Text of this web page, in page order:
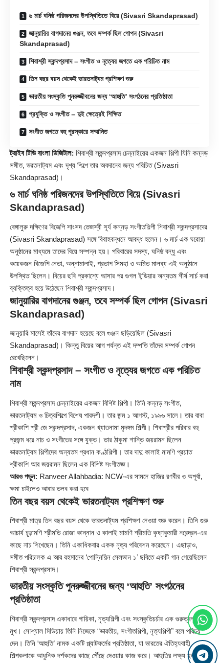
৬ মার্চ ঘনিষ্ঠ পরিজনদের উপস্থিতিতে বিয়ে (Sivasri Skandaprasad)
জানুয়ারির বাগদানের গুঞ্জন, তবে সম্পর্ক ছিল গোপন (Sivasri
Skandaprasad)
শিবাশ্রী স্কন্দপ্রসাদ – সংগীত ও নৃত্যের জগতে এক পরিচিত নাম
তিন বছর বয়স থেকেই ভারতনাট্যম প্রশিক্ষণ শুরু
ভারতীয় সংস্কৃতি পুনরুজ্জীবনের জন্য ‘আহুতি’ সংগঠনের প্রতিষ্ঠাতা
প্রযুক্তি ও সংগীত – দুই ক্ষেত্রেই শিক্ষিত
সংগীত জগতে বহু পুরস্কারে সম্মানিত
ট্রাইব টিভি বাংলা ডিজিটাল: শিবাশ্রী স্কন্দপ্রসাদ চেন্নাইয়ের একজন শিল্পী যিনি কন্নড়
সঙ্গীত, ভরতনাট্যম এবং দৃশ্য শিল্পে তার অবদানের জন্য পরিচিত (Sivasri
Skandaprasad)।
৬ মার্চ ঘনিষ্ঠ পরিজনদের উপস্থিতিতে বিয়ে (Sivasri
Skandaprasad)
বেঙ্গালুরু দক্ষিণের বিজেপি সাংসদতেজস্বী সূর্যকন্নড় সংগীতশিল্পী শিবাশ্রী স্কন্দপ্রসাদের
(Sivasri Skandaprasad) সঙ্গে বিবাহবন্ধনে আবদ্ধ হলেন। ৬ মার্চ এক ঘরোয়া
অনুষ্ঠানের মাধ্যমে তাদের বিয়ে সম্পন্ন হয়। পরিবারের সদস্য, ঘনিষ্ঠ বন্ধু এবং
কয়েকজন বিজেপি নেতা, অন্নামালাই, প্রতাপ সিমহা ও অমিত মালব্য এই অনুষ্ঠানে
উপস্থিত ছিলেন। বিয়ের ছবি প্রকাশ্যে আসার পর গুগল ইন্ডিয়ার অন্যতম শীর্ষ সার্চ করা
ব্যক্তিত্ব হয়ে উঠেছেন শিবাশ্রী স্কন্দপ্রসাদ।
জানুয়ারির বাগদানের গুঞ্জন, তবে সম্পর্ক ছিল গোপন (Sivasri
Skandaprasad)
জানুয়ারি মাসেই তাঁদের বাগদান হয়েছে বলে গুঞ্জন ছড়িয়েছিল (Sivasri
Skandaprasad)। কিন্তু বিয়ের আগ পর্যন্ত এই দম্পতি তাঁদের সম্পর্ক গোপন
রেখেছিলেন।
শিবাশ্রী স্কন্দপ্রসাদ – সংগীত ও নৃত্যের জগতে এক পরিচিত
নাম
শিবাশ্রী স্কন্দপ্রসাদ চেন্নাইয়ের একজন বিশিষ্ট শিল্পী। তিনি কন্নড় সংগীত,
ভারতনাট্যম ও চিত্রশিল্পে বিশেষ পারদর্শী। তার জন্ম ১ আগস্ট, ১৯৯৬ সালে। তার বাবা
শ্রীকাশি শ্রী জে স্কন্দপ্রসাদ, একজন খ্যাতনামা মৃদঙ্গম শিল্পী। শিবাশ্রীর পরিবার বহু
প্রজন্ম ধরে নাচ ও সংগীতের সঙ্গে যুক্ত। তার ঠাকুমা শান্তি জয়রামন ছিলেন
ভারতনাট্যম শিল্পীদের অন্যতম প্রধান কণ্ঠশিল্পী। তার দাদু কালাই মামণি প্রয়াত
শ্রীকাশি আর জয়রামন ছিলেন এক বিশিষ্ট সংগীতজ্ঞ।
আরও পড়ুন: Ranveer Allahbadia: NCW-এর সামনে হাজির রণবীর ও অপূর্বা,
ক্ষমা চাইলেও আবার তলব করা হবে
তিন বছর বয়স থেকেই ভারতনাট্যম প্রশিক্ষণ শুরু
শিবাশ্রী মাত্র তিন বছর বয়স থেকে ভারতনাট্যম প্রশিক্ষণ নেওয়া শুরু করেন। তিনি গুরু
আচার্য চূড়ামণি শ্রীমতি রোজা কান্নান ও কালাই মামণি শ্রীমতি কৃষ্ণকুমারী নরেন্দ্রন-এর
কাছে নাচ শিখেছেন। তিনি একাধিকবার একক নৃত্য পরিবেশন করেছেন। এছাড়াও,
সঙ্গীত পরিচালক এ আর রহমানের ‘পোন্নিয়িন সেলভান ১’ ছবিতে একটি গান গেয়েছিলেন
শিবাশ্রী স্কন্দপ্রসাদ।
ভারতীয় সংস্কৃতি পুনরুজ্জীবনের জন্য ‘আহুতি’ সংগঠনের
প্রতিষ্ঠাতা
শিবাশ্রী স্কন্দপ্রসাদ একাধারে গায়িকা, নৃত্যশিল্পী এবং সংস্কৃতিচর্চার এক গুরুত্বপূর্ণ
মুখ। সোশ্যাল মিডিয়ায় তিনি নিজেকে “ভারতীয়, সংগীতশিল্পী, নৃত্যশিল্পী” বলে পরিচয়
দেন। তিনি ‘আহুতি’ নামক একটি প্ল্যাটফর্মের প্রতিষ্ঠাতা, যা ভারতের ঐতিহ্যবাহী
শিল্পকলাকে আধুনিক দর্শকদের কাছে পৌঁছে দেওয়ার কাজ করে। আহুতির লক্ষ্য হল